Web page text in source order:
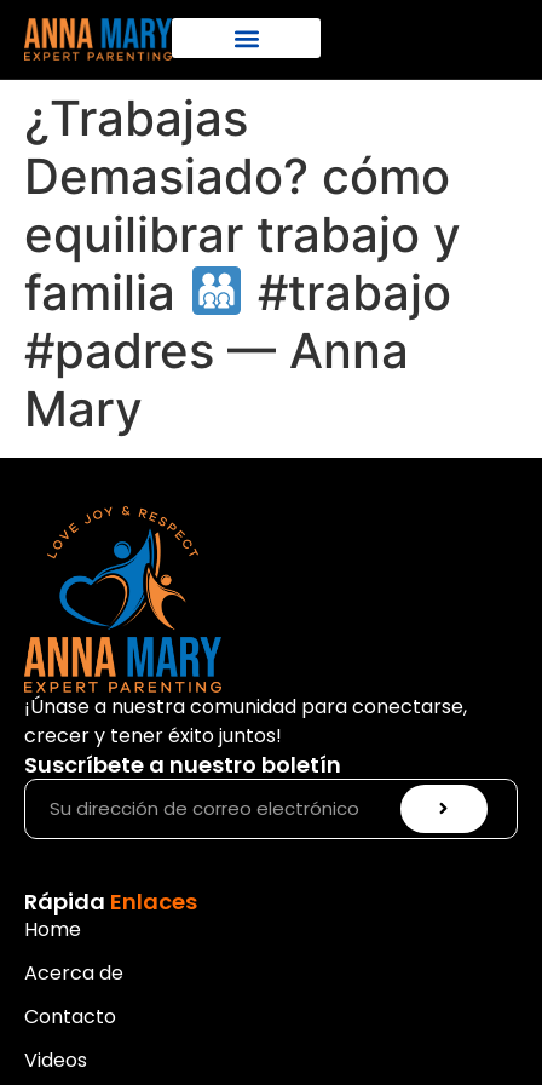
¿Trabajas
Demasiado? cómo
equilibrar trabajo y
familia
#trabajo
#padres — Anna
Mary
¡Únase a nuestra comunidad para conectarse,
crecer y tener éxito juntos!
Suscríbete a nuestro boletín
Rápida Enlaces
Home
Acerca de
Contacto
Videos